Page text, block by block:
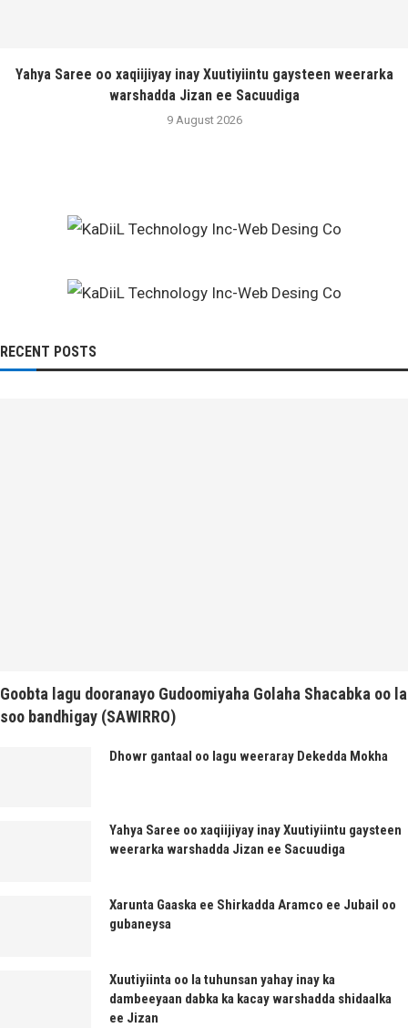
Yahya Saree oo xaqiijiyay inay Xuutiyiintu gaysteen weerarka
warshadda Jizan ee Sacuudiga
9 August 2026
RECENT POSTS
Goobta lagu dooranayo Gudoomiyaha Golaha Shacabka oo la
soo bandhigay (SAWIRRO)
Dhowr gantaal oo lagu weeraray Dekedda Mokha
Yahya Saree oo xaqiijiyay inay Xuutiyiintu gaysteen
weerarka warshadda Jizan ee Sacuudiga
Xarunta Gaaska ee Shirkadda Aramco ee Jubail oo
gubaneysa
Xuutiyiinta oo la tuhunsan yahay inay ka
dambeeyaan dabka ka kacay warshadda shidaalka
ee Jizan